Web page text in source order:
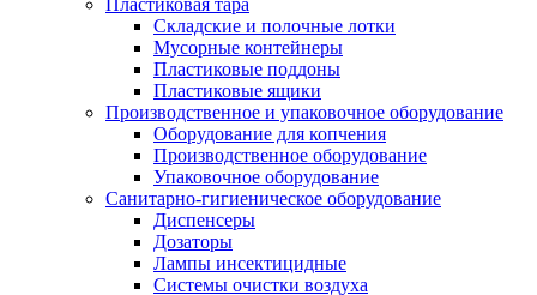
Пластиковая тара
Складские и полочные лотки
Мусорные контейнеры
Пластиковые поддоны
Пластиковые ящики
Производственное и упаковочное оборудование
Оборудование для копчения
Производственное оборудование
Упаковочное оборудование
Санитарно-гигиеническое оборудование
Диспенсеры
Дозаторы
Лампы инсектицидные
Системы очистки воздуха